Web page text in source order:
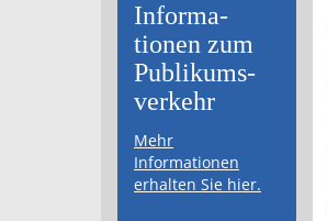
Informa­
tionen zum
Publikums­­
verkehr
Mehr
Informationen
erhalten Sie hier.